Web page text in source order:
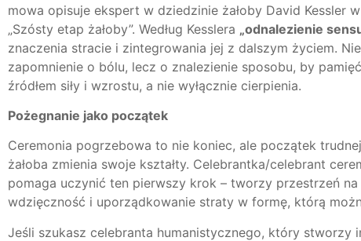
mowa opisuje ekspert w dziedzinie żałoby David Kessler
„Szósty etap żałoby”. Według Kesslera „odnalezienie
znaczenia stracie i zintegrowania jej z dalszym życiem.
zapomnienie o bólu, lecz o znalezienie sposobu, by
źródłem siły i wzrostu, a nie wyłącznie cierpienia.
Pożegnanie jako początek
Ceremonia pogrzebowa to nie koniec, ale początek
żałoba zmienia swoje kształty. Celebrantka/celebrant
pomaga uczynić ten pierwszy krok – tworzy przestrzeń na
wdzięczność i uporządkowanie straty w formę, którą
Jeśli szukasz celebranta humanistycznego, który stworzy